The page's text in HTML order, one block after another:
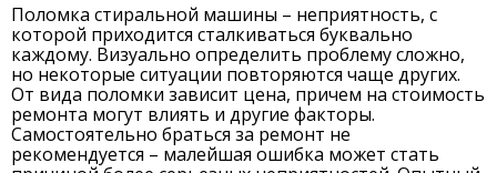
Поломка стиральной машины – неприятность, с
которой приходится сталкиваться буквально
каждому. Визуально определить проблему сложно,
но некоторые ситуации повторяются чаще других.
От вида поломки зависит цена, причем на стоимость
ремонта могут влиять и другие факторы.
Самостоятельно браться за ремонт не
рекомендуется – малейшая ошибка может стать